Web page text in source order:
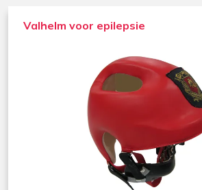
Valhelm voor epilepsie